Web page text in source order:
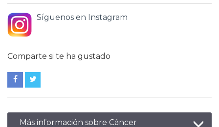
Síguenos en Instagram
Comparte si te ha gustado
Más información sobre Cáncer